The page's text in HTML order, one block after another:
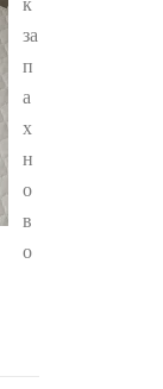
за
п
а
х
н
о
в
о